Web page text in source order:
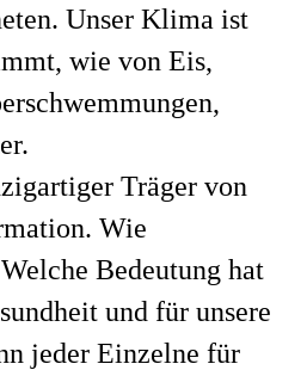
Unser Klima ist
wie von Eis,
Träger von
Wie
Bedeutung hat
und für unsere
jeder Einzelne für